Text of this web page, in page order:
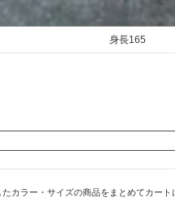
身長165
たカラー・サイズの商品をまとめてカート